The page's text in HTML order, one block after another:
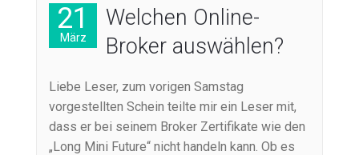
21
März
Welchen Online-
Broker auswählen?
Liebe Leser, zum vorigen Samstag
vorgestellten Schein teilte mir ein Leser mit,
dass er bei seinem Broker Zertifikate wie den
„Long Mini Future“ nicht handeln kann. Ob es